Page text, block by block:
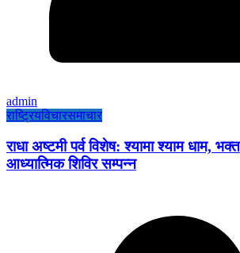
admin
राष्ट्रियविचारसमाचार
राधा अष्टमी पर्व विशेष: श्यामा श्याम धाम,
आध्यात्मिक शिविर सम्पन्न